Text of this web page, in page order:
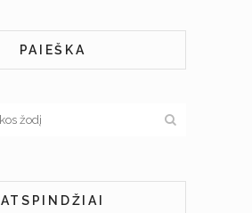
PAIEŠKA
ATSPINDŽIAI